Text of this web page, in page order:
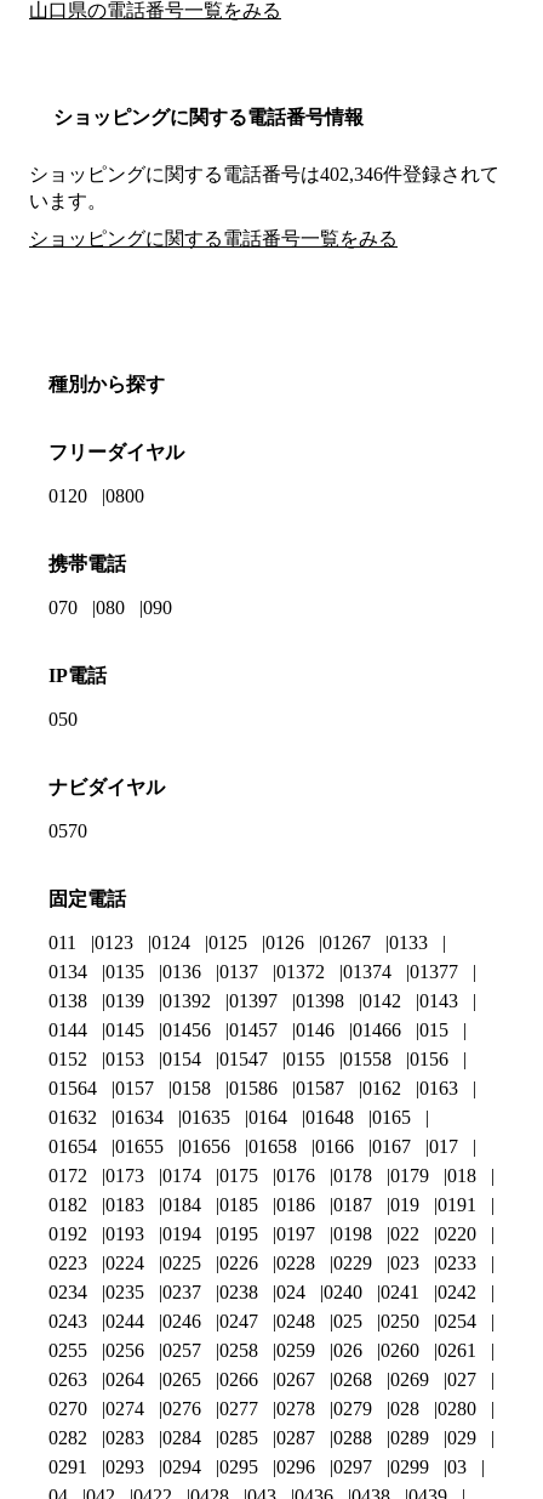
山口県の電話番号一覧をみる
ショッピングに関する電話番号情報
ショッピングに関する電話番号は402,346件登録されて
います。
ショッピングに関する電話番号一覧をみる
種別から探す
フリーダイヤル
0120 0800
携帯電話
070 080 090
IP電話
050
ナビダイヤル
0570
固定電話
011 0123 0124 0125 0126 01267
0133
0134
0135 0136 0137 01372 01374
01377
0138
0139 01392 01397 01398 0142
0143
0144
0145 01456 01457 0146 01466
015
0152
0153 0154 01547 0155 01558
0156
01564
0157 0158 01586 01587 0162
0163
01632
01634 01635 0164 01648
0165
01654
01655 01656 01658 0166 0167
017
0172
0173 0174 0175 0176 0178 0179
018
0182
0183 0184 0185 0186 0187 019
0191
0192
0193 0194 0195 0197 0198 022
0220
0223
0224 0225 0226 0228 0229 023
0233
0234
0235 0237 0238 024 0240 0241
0242
0243
0244 0246 0247 0248 025 0250
0254
0255
0256 0257 0258 0259 026 0260
0261
0263
0264 0265 0266 0267 0268 0269
027
0270
0274 0276 0277 0278 0279 028
0280
0282
0283 0284 0285 0287 0288 0289
029
0291
0293 0294 0295 0296 0297 0299
03